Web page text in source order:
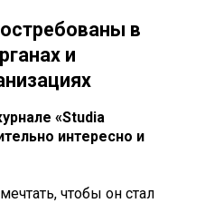
в
и
«Studia
интересно и
чтобы он стал